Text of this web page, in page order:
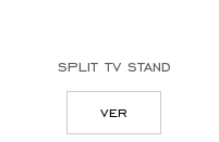
split tv stand
ver